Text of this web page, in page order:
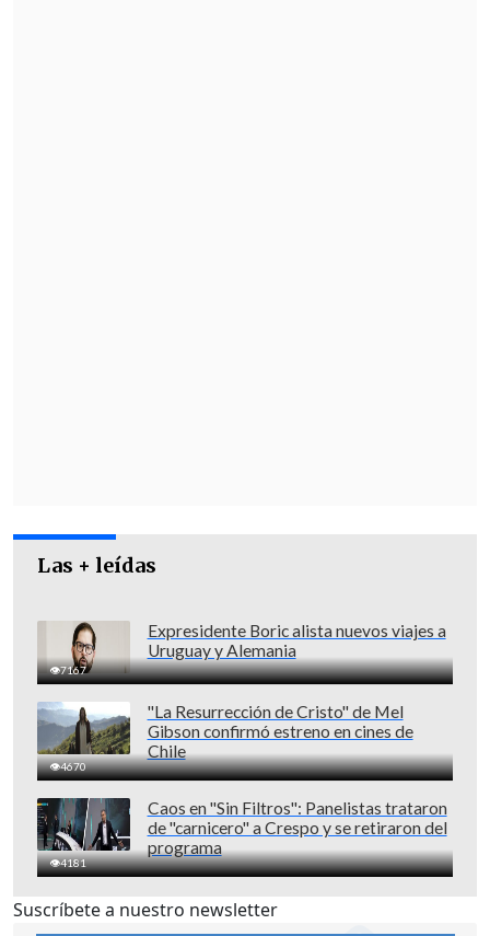
Las + leídas
7167
Expresidente Boric alista nuevos viajes a
Uruguay y Alemania
4670
"La Resurrección de Cristo" de Mel
Gibson confirmó estreno en cines de
Chile
4181
Caos en "Sin Filtros": Panelistas trataron
de "carnicero" a Crespo y se retiraron del
programa
Suscríbete a nuestro newsletter